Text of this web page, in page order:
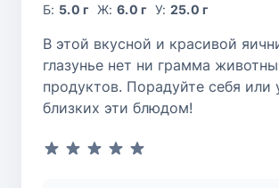
Б: 5.0 г Ж: 6.0 г У: 25.0 г
В этой вкусной и красивой
глазунье нет ни грамма
продуктов. Порадуйте себя или
близких эти блюдом!